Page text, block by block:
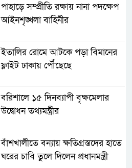
পাহাড়ে সম্প্রীতি রক্ষায় নানা পদক্ষেপ
আইনশৃঙ্খলা বাহিনীর
ইতালির রোমে আটকে পড়া বিমানের
ফ্লাইট ঢাকায় পৌঁছেছে
বরিশালে ১৫ দিনব্যাপী বৃক্ষমেলার
উদ্বোধন তথ্যমন্ত্রীর
বাঁশখালীতে বন্যায় ক্ষতিগ্রস্তদের হাতে
ঘরের চাবি তুলে দিলেন প্রধানমন্ত্রী